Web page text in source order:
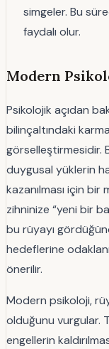
simgeler. Bu
faydalı olur.
Modern
Psikolojik açıdan
bilinçaltındaki
görselleştirmesidir.
duygusal yüklerin
kazanılması için
zihninize “yeni bir
bu rüyayı
hedeflerine
önerilir.
Modern psikoloji,
olduğunu vurgular.
engellerin